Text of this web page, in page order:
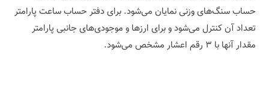
حساب سنگ‌های وزنی نمایان می‌شود. برای دفتر حساب ساعت پارامتر
تعداد آن کنترل می‌شود و برای ارزها و موجودی‌های جانبی پارامتر
مقدار آنها با ۳ رقم اعشار مشخص می‌شود.